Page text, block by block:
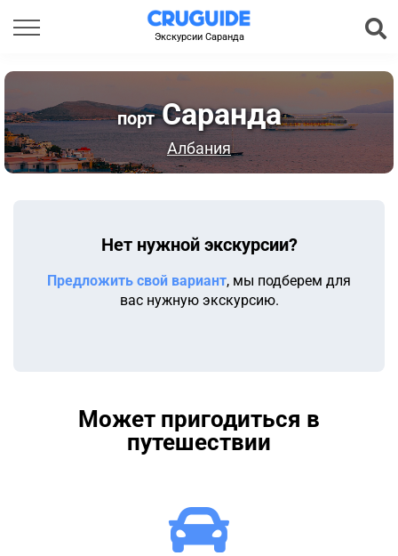
Экскурсии Саранда
портСаранда
Албания
Нет нужной экскурсии?
Предложить свой вариант, мы подберем для
вас нужную экскурсию.
Может пригодиться в
путешествии